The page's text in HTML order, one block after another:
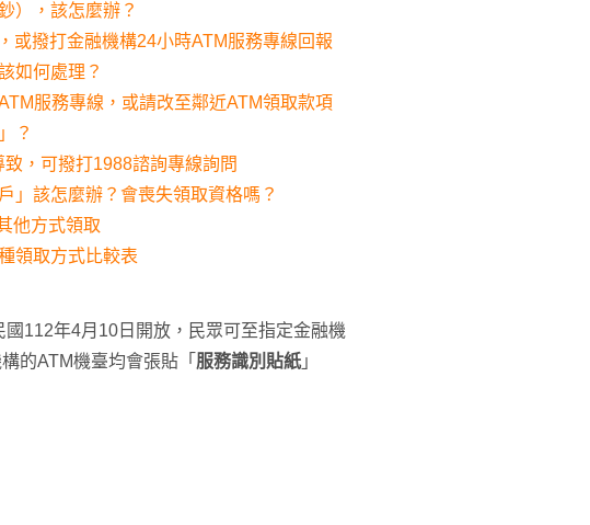
），該怎麼辦？
或撥打金融機構24小時ATM服務專線回報
如何處理？
服務專線，或請改至鄰近ATM領取款項
？
，可撥打1988諮詢專線詢問
」該怎麼辦？會喪失領取資格嗎？
他方式領取
領取方式比較表
國112年4月10日開放，民眾可至指定金融機
的ATM機臺均會張貼「 服務識別貼紙」